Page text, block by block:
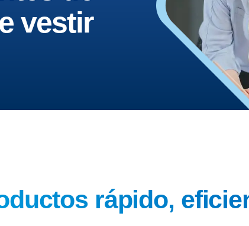
vestir
rápido,